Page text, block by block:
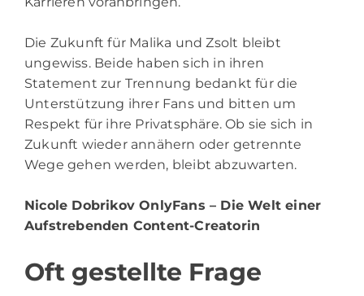
Die Zukunft für Malika und Zsolt bleibt
ungewiss. Beide haben sich in ihren
Statement zur Trennung bedankt für die
Unterstützung ihrer Fans und bitten um
Respekt für ihre Privatsphäre. Ob sie sich in
Zukunft wieder annähern oder getrennte
Wege gehen werden, bleibt abzuwarten.
Nicole Dobrikov OnlyFans – Die Welt einer
Aufstrebenden Content-Creatorin
Oft gestellte Frage